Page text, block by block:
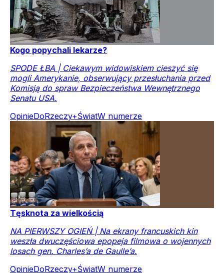
Kogo popychali lekarze?
SPODE ŁBA | Ciekawym widowiskiem cieszyć się
mogli Amerykanie, obserwujący przesłuchania przed
Komisją do spraw Bezpieczeństwa Wewnętrznego
Senatu USA.
OpinieDoRzeczy+ŚwiatW numerze
Tęsknota za wielkością
NA PIERWSZY OGIEŃ | Na ekrany francuskich kin
weszła dwuczęściowa epopeja filmowa o wojennych
losach gen. Charles’a de Gaulle’a.
OpinieDoRzeczy+ŚwiatW numerze